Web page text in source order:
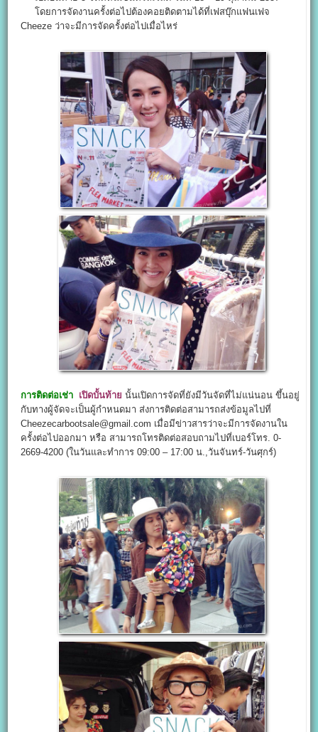
โดยการจัดงานครั้งต่อไปต้องคอยติดตามได้ที่เฟสบุ๊กแฟนเฟจ
Cheeze ว่าจะมีการจัดครั้งต่อไปเมื่อไหร่
การติดต่อเช่า เปิดบั้นท้าย นั้นเปิดการจัดที่ยังมีวันจัดที่ไม่แน่นอน ขึ้นอยู่
กับทางผู้จัดจะเป็นผู้กำหนดมา ส่งการติดต่อสามารถส่งข้อมูลไปที่
Cheezecarbootsale@gmail.com เมื่อมีข่าวสารว่าจะมีการจัดงานใน
ครั้งต่อไปออกมา หรือ สามารถโทรติดต่อสอบถามไปที่เบอร์โทร. 0-
2669-4200 (ในวันและทำการ 09:00 – 17:00 น.,วันจันทร์-วันศุกร์)